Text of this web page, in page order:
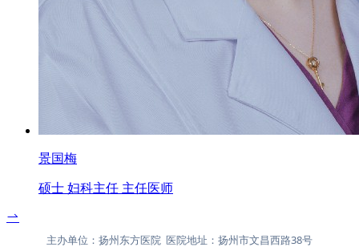
景国梅
硕士 妇科主任 主任医师
主办单位：扬州东方医院 医院地址：扬州市文昌西路38号